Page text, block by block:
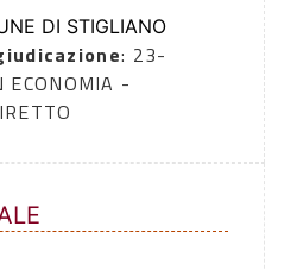
DI STIGLIANO
: 23-
ECONOMIA -